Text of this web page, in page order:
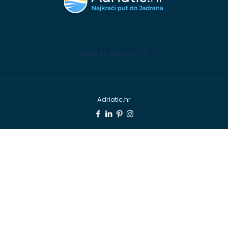
WEBSITE ADRIATIC.HR
Adriatic.hr